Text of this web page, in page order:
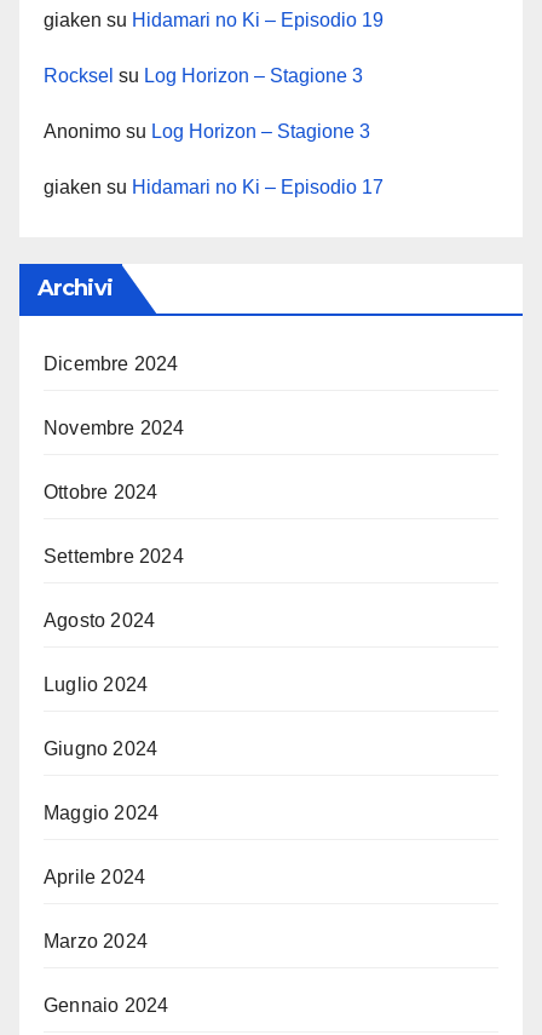
giaken su Hidamari no Ki – Episodio 19
Rocksel su Log Horizon – Stagione 3
Anonimo su Log Horizon – Stagione 3
giaken su Hidamari no Ki – Episodio 17
Archivi
Dicembre 2024
Novembre 2024
Ottobre 2024
Settembre 2024
Agosto 2024
Luglio 2024
Giugno 2024
Maggio 2024
Aprile 2024
Marzo 2024
Gennaio 2024